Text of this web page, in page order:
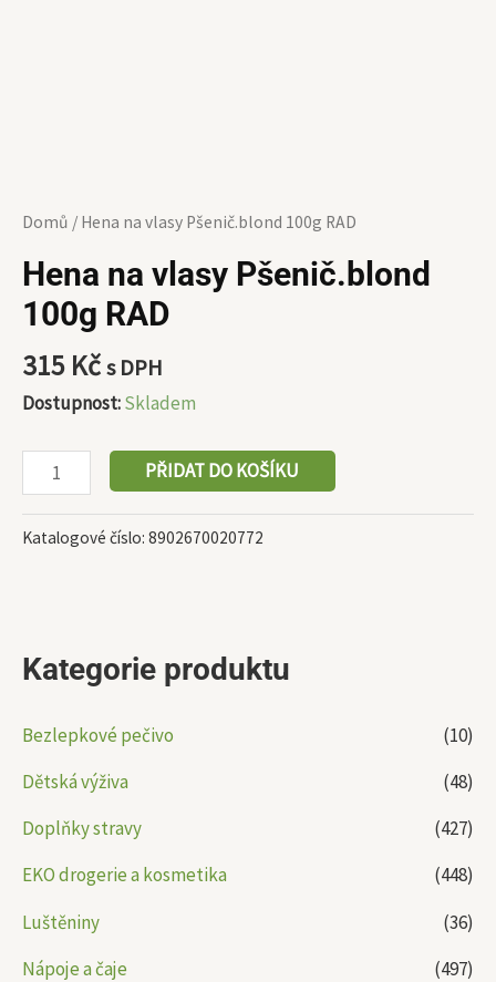
Kategorie produktu
Bezlepkové pečivo
(10)
Dětská výživa
(48)
Doplňky stravy
(427)
EKO drogerie a kosmetika
(448)
Luštěniny
(36)
Nápoje a čaje
(497)
Domů / Hena na vlasy Pšenič.blond 100g RAD
Hena na vlasy Pšenič.blond
100g RAD
315 Kčs DPH
Dostupnost:Skladem
PŘIDAT DO KOŠÍKU
Katalogové číslo: 8902670020772